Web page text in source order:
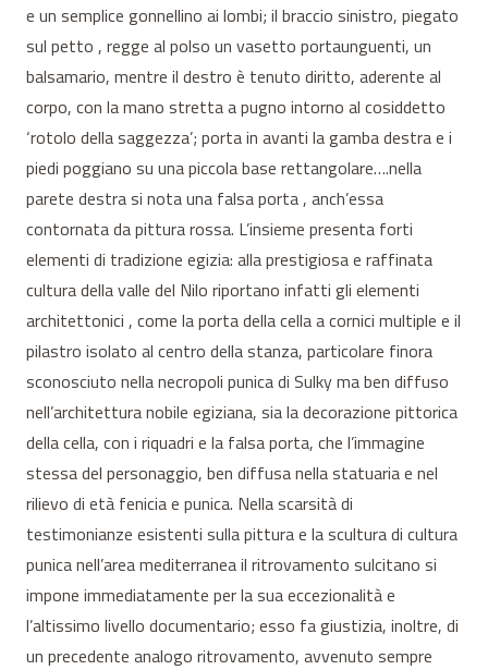
e un semplice gonnellino ai lombi; il braccio sinistro, piegato
sul petto , regge al polso un vasetto portaunguenti, un
balsamario, mentre il destro è tenuto diritto, aderente al
corpo, con la mano stretta a pugno intorno al cosiddetto
‘rotolo della saggezza’; porta in avanti la gamba destra e i
piedi poggiano su una piccola base rettangolare….nella
parete destra si nota una falsa porta , anch’essa
contornata da pittura rossa. L’insieme presenta forti
elementi di tradizione egizia: alla prestigiosa e raffinata
cultura della valle del Nilo riportano infatti gli elementi
architettonici , come la porta della cella a cornici multiple e il
pilastro isolato al centro della stanza, particolare finora
sconosciuto nella necropoli punica di Sulky ma ben diffuso
nell’architettura nobile egiziana, sia la decorazione pittorica
della cella, con i riquadri e la falsa porta, che l’immagine
stessa del personaggio, ben diffusa nella statuaria e nel
rilievo di età fenicia e punica. Nella scarsità di
testimonianze esistenti sulla pittura e la scultura di cultura
punica nell’area mediterranea il ritrovamento sulcitano si
impone immediatamente per la sua eccezionalità e
l’altissimo livello documentario; esso fa giustizia, inoltre, di
un precedente analogo ritrovamento, avvenuto sempre